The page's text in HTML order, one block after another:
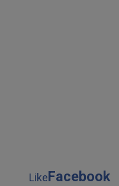
LikeFacebook